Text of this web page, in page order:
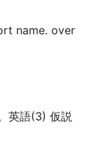
name. over
英語(3) 仮説